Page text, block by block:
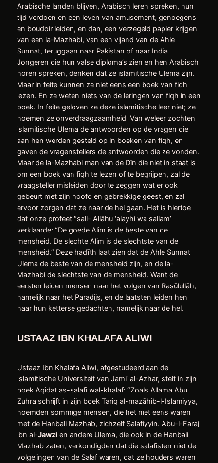
Arabische landen blijven, Arabisch leren spreken, hun
tijd verdoen en een leven van amusement, genoegens
en boudoir leiden, en dan, een verzegeld papier krijgen
van een la-Mazhabi, van een vijand van de Ahle
Sunnat, teruggaan naar Pakistan of naar India.
Jongeren die hun valse diploma’s zien en hen Arabisch
horen spreken, denken dat ze islamitische Ulema zijn.
Maar in feite kunnen ze niet eens een boek van fiqh
lezen. En ze weten niets van de leringen van fiqh in een
boek. In feite geloven ze deze islamitische leer niet; ze
noemen ze onverdraagzaamheid. Van weleer zochten
islamitische Ulema de antwoorden op de vragen die
aan hen werden gesteld op in boeken van fiqh, en
gaven de vragenstellers de antwoorden die ze vonden.
Maar de la-Mazhabi man van de Dīn die niet in staat is
om een boek van fiqh te lezen of te begrijpen, zal de
vraagsteller misleiden door te zeggen wat er ook
gebeurt met zijn hoofd en gebrekkige geest, en zal
ervoor zorgen dat ze naar de hel gaan. Het is hiertoe
dat onze profeet “sall- Allāhu ‘alayhi wa sallam’
verklaarde: “De goede Alim is de beste van de
mensheid. De slechte Alim is de slechtste van de
mensheid.” Deze hadīth laat zien dat de Ahle Sunnat
Ulema de beste van de mensheid zijn, en de la-
Mazhabi de slechtste van de mensheid. Want de
eersten leiden mensen naar het volgen van Rasūlullāh,
namelijk naar het Paradijs, en de laatsten leiden hen
naar hun ketterse gedachten, namelijk naar de hel.
USTAAZ IBN KHALAFA ALIWI
Ustaaz Ibn Khalafa Aliwi, afgestudeerd aan de
Islamitische Universiteit van Jami’ al-Azhar, stelt in zijn
boek Aqidat as-salafi wal-khalaf: “Zoals Allama Abu
Zuhra schrijft in zijn boek Tariq al-mazāhib-l-Islamiyya,
noemden sommige mensen, die het niet eens waren
met de Hanbali Mazhab, zichzelf Salafiyyin. Abu-l-Faraj
ibn al-Jawzi en andere Ulema, die ook in de Hanbali
Mazhab zaten, verkondigden dat die salafisten niet de
volgelingen van de Salaf waren, dat ze houders waren